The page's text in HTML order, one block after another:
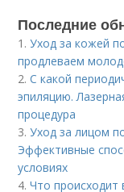
Последние
1.Уход за кожей
продлеваем
2.С какой
эпиляцию.
процедура
3.Уход за лицом
Эффективные
условиях
4.Что происходит